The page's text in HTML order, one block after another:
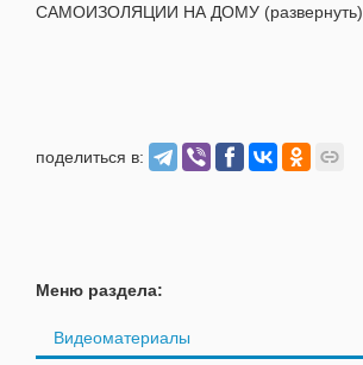
САМОИЗОЛЯЦИИ НА ДОМУ (развернуть)
поделиться в:
Меню раздела:
Видеоматериалы